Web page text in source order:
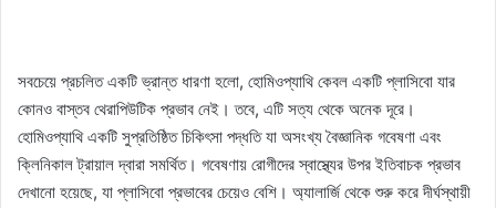
সবচেয়ে প্রচলিত একটি ভ্রান্ত ধারণা হলো, হোমিওপ্যাথি কেবল একটি প্লাসিবো যার
কোনও বাস্তব থেরাপিউটিক প্রভাব নেই। তবে, এটি সত্য থেকে অনেক দূরে।
হোমিওপ্যাথি একটি সুপ্রতিষ্ঠিত চিকিৎসা পদ্ধতি যা অসংখ্য বৈজ্ঞানিক গবেষণা এবং
ক্লিনিকাল ট্রায়াল দ্বারা সমর্থিত। গবেষণায় রোগীদের স্বাস্থ্যের উপর ইতিবাচক প্রভাব
দেখানো হয়েছে, যা প্লাসিবো প্রভাবের চেয়েও বেশি। অ্যালার্জি থেকে শুরু করে দীর্ঘস্থায়ী